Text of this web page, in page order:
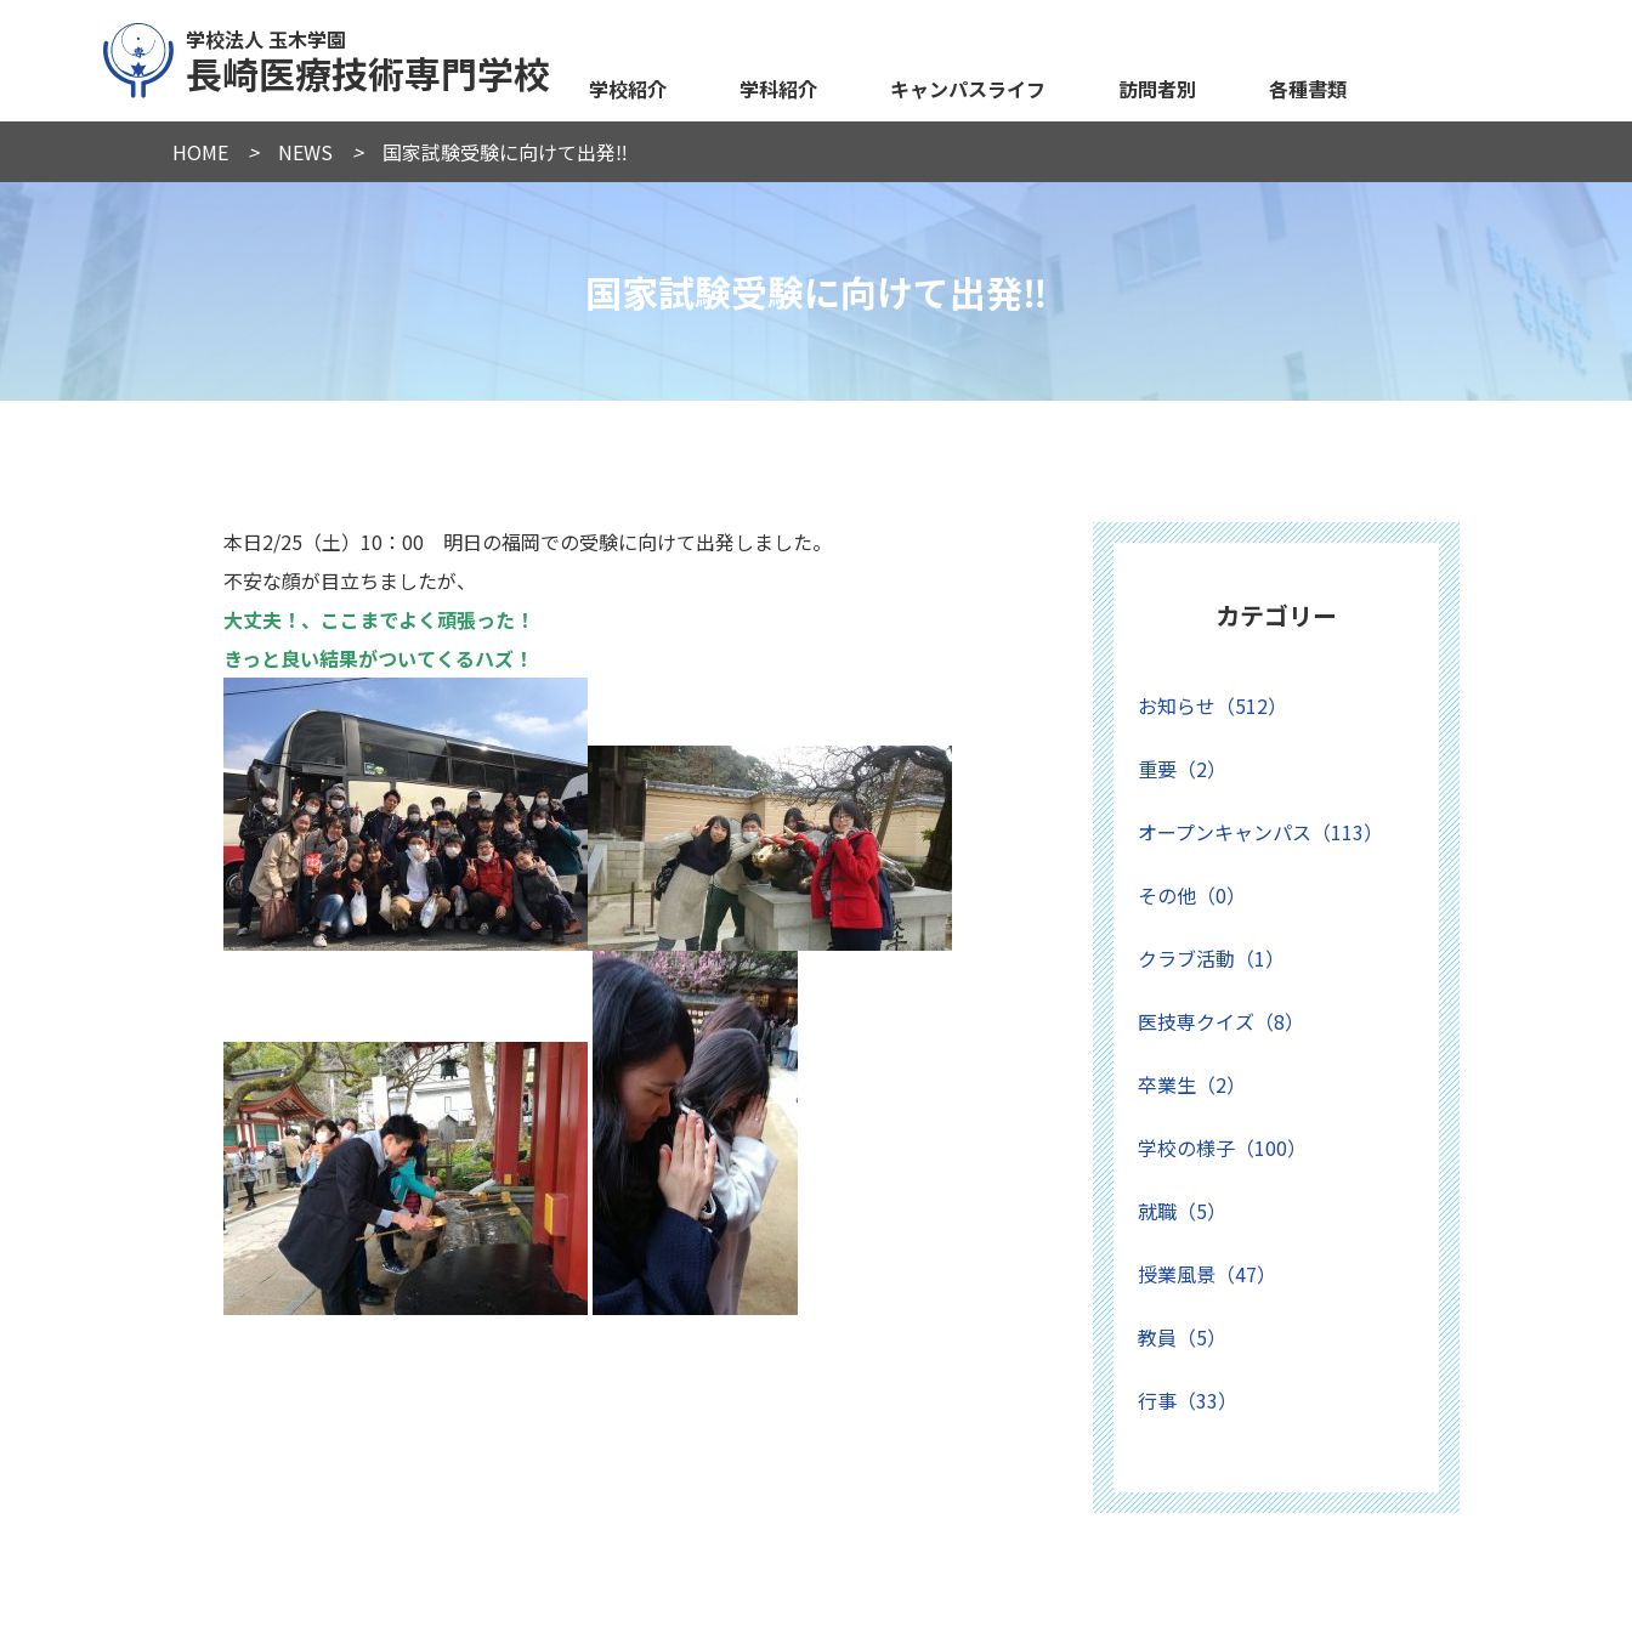
学校法人 玉木学園
長崎医療技術専門学校 学校紹介 学科紹介 キャンパスライフ 訪問者別 各種書類
国家試験受験に向けて出発‼︎
HOME > NEWS > 国家試験受験に向けて出発‼︎
本日2/25（土）10：00 明日の福岡での受験に向けて出発しました。
不安な顔が目立ちましたが、
大丈夫！、ここまでよく頑張った！
きっと良い結果がついてくるハズ！
カテゴリー
お知らせ（512）
重要（2）
オープンキャンパス（113）
その他（0）
クラブ活動（1）
医技専クイズ（8）
卒業生（2）
学校の様子（100）
就職（5）
授業風景（47）
教員（5）
行事（33）